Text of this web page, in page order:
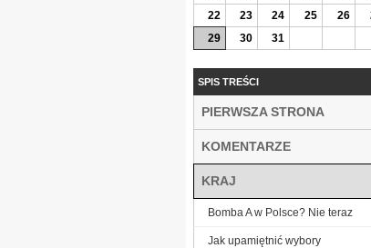
22
23 24 25 26
29
30 31
SPIS TREŚCI
PIERWSZA STRONA
KOMENTARZE
KRAJ
Bomba A w Polsce? Nie teraz
Jak upamiętnić wybory